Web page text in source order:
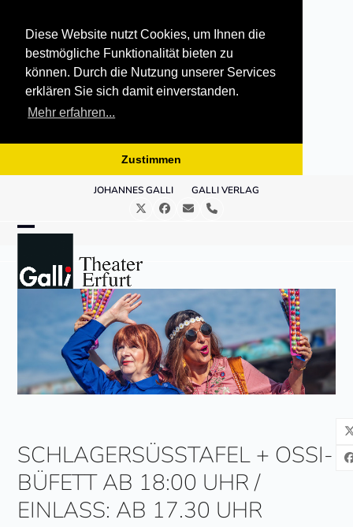
Diese Website nutzt Cookies, um Ihnen die
bestmögliche Funktionalität bieten zu
können. Durch die Nutzung unserer Services
erklären Sie sich damit einverstanden.
Mehr erfahren...
Zustimmen
JOHANNES GALLI GALLI VERLAG
TwitterFacebook
E- Telefon
mobile
menu
mobile
menu
SCHLAGERSÜSSTAFEL + OSSI-
BÜFETT AB 18:00 UHR /
EINLASS: AB 17.30 UHR